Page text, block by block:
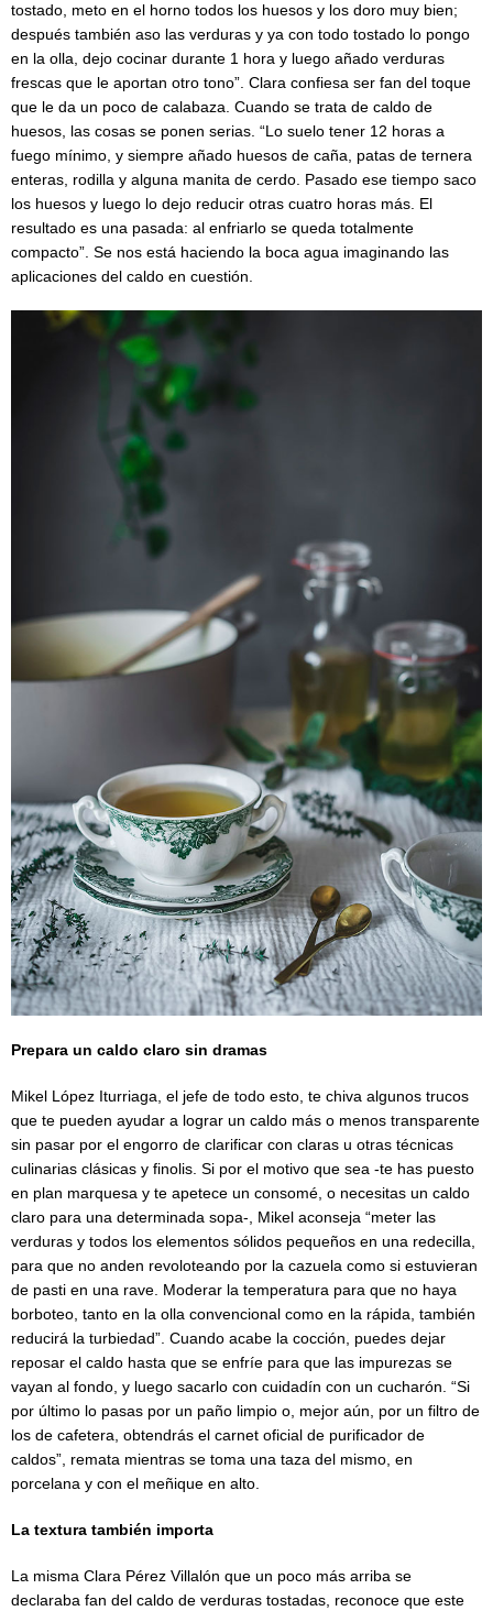
tostado, meto en el horno todos los huesos y los doro muy bien;
después también aso las verduras y ya con todo tostado lo pongo
en la olla, dejo cocinar durante 1 hora y luego añado verduras
frescas que le aportan otro tono”. Clara confiesa ser fan del toque
que le da un poco de calabaza. Cuando se trata de caldo de
huesos, las cosas se ponen serias. “Lo suelo tener 12 horas a
fuego mínimo, y siempre añado huesos de caña, patas de ternera
enteras, rodilla y alguna manita de cerdo. Pasado ese tiempo saco
los huesos y luego lo dejo reducir otras cuatro horas más. El
resultado es una pasada: al enfriarlo se queda totalmente
compacto”. Se nos está haciendo la boca agua imaginando las
aplicaciones del caldo en cuestión.
Prepara un caldo claro sin dramas
Mikel López Iturriaga, el jefe de todo esto, te chiva algunos trucos
que te pueden ayudar a lograr un caldo más o menos transparente
sin pasar por el engorro de clarificar con claras u otras técnicas
culinarias clásicas y finolis. Si por el motivo que sea -te has puesto
en plan marquesa y te apetece un consomé, o necesitas un caldo
claro para una determinada sopa-, Mikel aconseja “meter las
verduras y todos los elementos sólidos pequeños en una redecilla,
para que no anden revoloteando por la cazuela como si estuvieran
de pasti en una rave. Moderar la temperatura para que no haya
borboteo, tanto en la olla convencional como en la rápida, también
reducirá la turbiedad”. Cuando acabe la cocción, puedes dejar
reposar el caldo hasta que se enfríe para que las impurezas se
vayan al fondo, y luego sacarlo con cuidadín con un cucharón. “Si
por último lo pasas por un paño limpio o, mejor aún, por un filtro de
los de cafetera, obtendrás el carnet oficial de purificador de
caldos”, remata mientras se toma una taza del mismo, en
porcelana y con el meñique en alto.
La textura también importa
La misma Clara Pérez Villalón que un poco más arriba se
declaraba fan del caldo de verduras tostadas, reconoce que este